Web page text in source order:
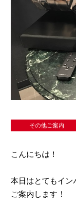
その他ご案内
こんにちは！
本日はとてもイ
ご案内します！